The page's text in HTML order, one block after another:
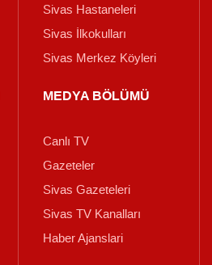
Sivas Hastaneleri
Sivas İlkokulları
Sivas Merkez Köyleri
MEDYA BÖLÜMÜ
Canlı TV
Gazeteler
Sivas Gazeteleri
Sivas TV Kanalları
Haber Ajanslari